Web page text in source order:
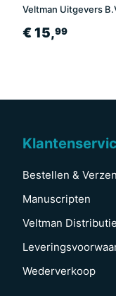
Veltman Uitgevers
€ 15,99
Bestellen &
Manuscripten
Veltman Distributie
Wederverkoop